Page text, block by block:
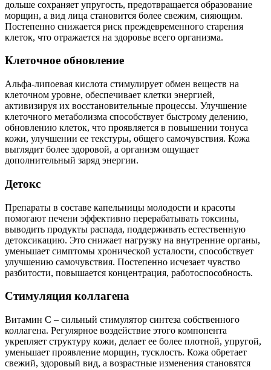
дольше сохраняет упругость, предотвращается образование
морщин, а вид лица становится более свежим, сияющим.
Постепенно снижается риск преждевременного старения
клеток, что отражается на здоровье всего организма.
Клеточное обновление
Альфа-липоевая кислота стимулирует обмен веществ на
клеточном уровне, обеспечивает клетки энергией,
активизируя их восстановительные процессы. Улучшение
клеточного метаболизма способствует быстрому делению,
обновлению клеток, что проявляется в повышении тонуса
кожи, улучшении ее текстуры, общего самочувствия. Кожа
выглядит более здоровой, а организм ощущает
дополнительный заряд энергии.
Детокс
Препараты в составе капельницы молодости и красоты
помогают печени эффективно перерабатывать токсины,
выводить продукты распада, поддерживать естественную
детоксикацию. Это снижает нагрузку на внутренние органы,
уменьшает симптомы хронической усталости, способствует
улучшению самочувствия. Постепенно исчезает чувство
разбитости, повышается концентрация, работоспособность.
Стимуляция коллагена
Витамин С – сильный стимулятор синтеза собственного
коллагена. Регулярное воздействие этого компонента
укрепляет структуру кожи, делает ее более плотной, упругой,
уменьшает проявление морщин, тусклость. Кожа обретает
свежий, здоровый вид, а возрастные изменения становятся